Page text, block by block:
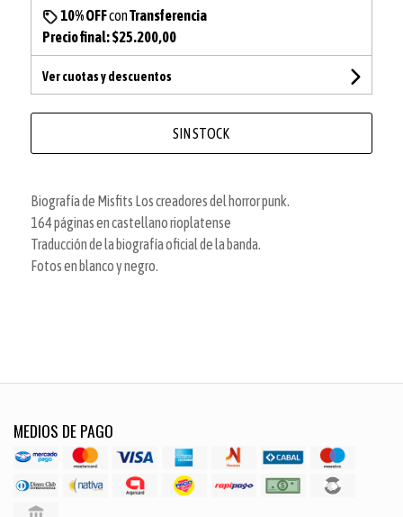
10% OFFconTransferencia
Precio final:$25.200,00
Ver cuotas y descuentos
SIN STOCK
Biografía de Misfits Los creadores del horror punk.
164 páginas en castellano rioplatense
Traducción de la biografía oficial de la banda.
Fotos en blanco y negro.
MEDIOS DE PAGO